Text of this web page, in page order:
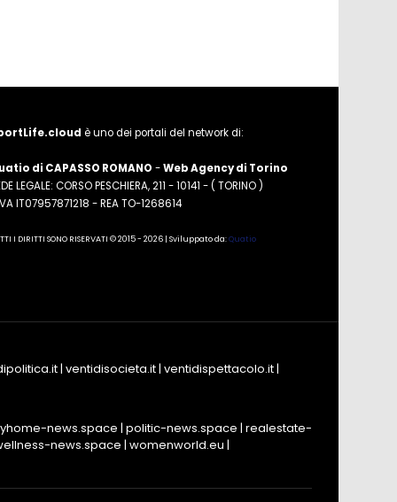
è uno dei portali del network di:
di CAPASSO ROMANO -Web Agency di Torino
LEGALE: CORSO PESCHIERA, 211 - 10141 - ( TORINO )
IT07957871218 - REA TO-1268614
I DIRITTI SONO RISERVATI © 2015 - 2026 | Sviluppato da:Quatio
| ventidisocieta.it| ventidispettacolo.it|
news.space | politic-news.space | realestate-
news.space | womenworld.eu |